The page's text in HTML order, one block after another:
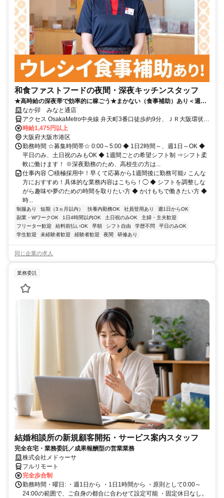
和食ファストフードの夜間・深夜キッチンスタッフ
★高時給の深夜帯で効率的に稼ごう★まかない（食事補助）あり＜週1
～/1日2ｈ～＞
なか卯 みなと通店
アクセス OsakaMetro中央線 弁天町3番口徒歩約9分、ＪＲ大阪環状線
弁天町南口徒歩約12分、OsakaMetro中央線 朝潮橋7番口徒歩約12分
時給1,475円以上
大阪府大阪市港区
勤務時間 ☆募集時間帯☆ 0:00～5:00 ◆ 1日2時間～、週1日～OK ◆
平日のみ、土日祝のみもOK ◆ 1週間ごとの希望シフト制 ⇒シフト柔
軟に働けます！ ※深夜勤務のため、高校生の方は...
仕事内容 ◯積極採用中！早くて応募から1週間後に勤務可能♪ こんな
方におすすめ！具体的な業務内容はこちら！◯ ◆ シフトを調整しな
がら趣味や夢のための時間を取りたい方 ◆ かけもちで働きたい方 ◆
時...
制服あり 短期（3ヵ月以内） 扶養内勤務OK 社員登用あり
週1日からOK
副業・WワークOK
1日4時間以内OK 土日祝のみOK
主婦・主夫歓迎
フリーター歓迎
給料前払いOK 早朝 シフト自由 学歴不問
平日のみOK
学生歓迎
未経験者歓迎 経験者歓迎 夜間 研修あり
同じ企業の求人
業務委託
結婚相談所の新規顧客開拓・サービス案内スタッフ
完全在宅・業務委託／成果報酬型の営業業務
株式会社メドゥーサ
フルリモート
完全歩合制
勤務時間・曜日: ・週1日から ・1日1時間から ・原則として0:00～
24:00の範囲で、ご自身の都合に合わせて設定可能 ・固定休日なし。